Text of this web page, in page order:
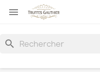

search